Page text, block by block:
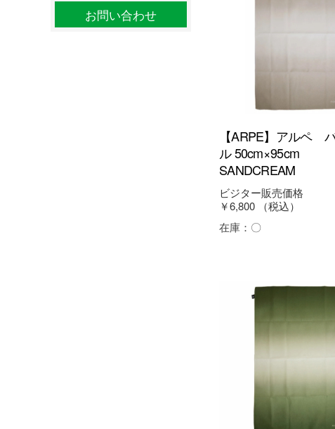
お問い合わせ
【ARPE】アルペ
ル 50cm×95cm
SANDCREAM
ビジター販売価格
￥6,800
（税込）
在庫： 〇